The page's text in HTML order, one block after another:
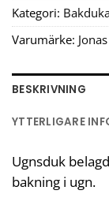
Kategori:
Varumärke: Jonas
BESKRIVNING
YTTERLIGARE
Ugnsduk
bakning i ugn.